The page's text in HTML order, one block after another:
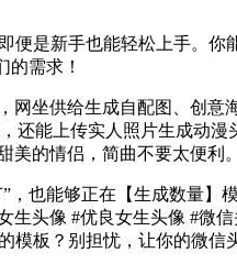
是新手也能轻松上手。你
需求！
坐供给生成自配图、创意
还能上传实人照片生成动漫
的情侣，简曲不要太便利。
也能够正在【生成数量】
生头像 #优良女生头像 #微
模板？别担忧，让你的微信